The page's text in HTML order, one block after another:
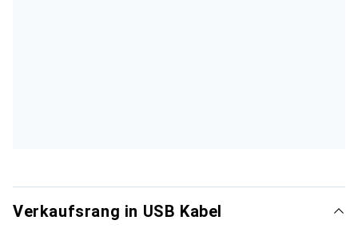
Verkaufsrang in USB Kabel